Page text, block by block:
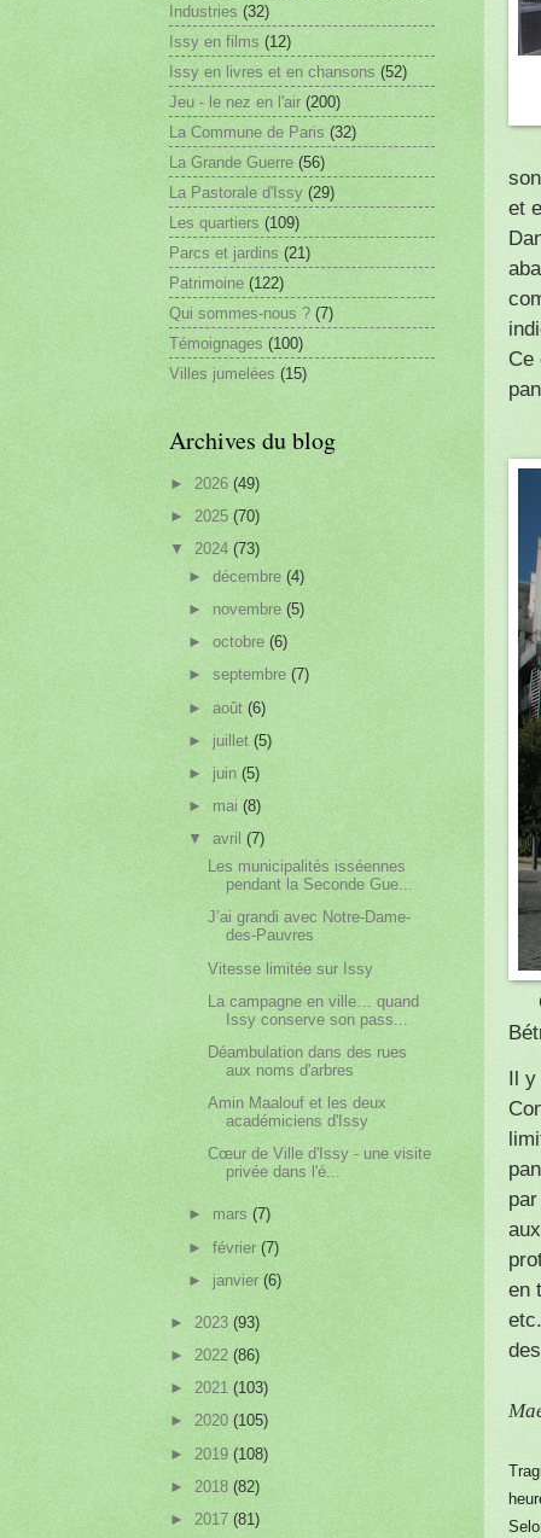
et
Ce
Il
en
Industries (32)
Issy en films (12)
Issy en livres et en chansons (52)
Jeu - le nez en l'air (200)
La Commune de Paris (32)
La Grande Guerre (56)
La Pastorale d'Issy (29)
Les quartiers (109)
Parcs et jardins (21)
Patrimoine (122)
Qui sommes-nous ? (7)
Témoignages (100)
Villes jumelées (15)
Archives du blog
► 2026 (49)
► 2025 (70)
▼ 2024 (73)
►décembre(4)
► novembre(5)
►octobre(6)
►septembre(7)
►août(6)
► juillet(5)
► juin(5)
►mai(8)
▼avril(7)
Les municipalités isséennes
pendant la Seconde Gue...
J’ai grandi avec Notre-Dame-
des-Pauvres
Vitesse limitée sur Issy
La campagne en ville… quand
Issy conserve son pass...
Déambulation dans des rues
aux noms d'arbres
Amin Maalouf et les deux
académiciens d'Issy
Cœur de Ville d'Issy - une visite
privée dans l'é...
► mars(7)
►février(7)
► janvier(6)
► 2023 (93)
► 2022 (86)
► 2021 (103)
► 2020 (105)
► 2019 (108)
► 2018 (82)
► 2017 (81)